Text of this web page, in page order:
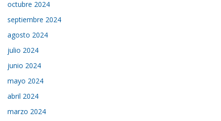
octubre 2024
septiembre 2024
agosto 2024
julio 2024
junio 2024
mayo 2024
abril 2024
marzo 2024